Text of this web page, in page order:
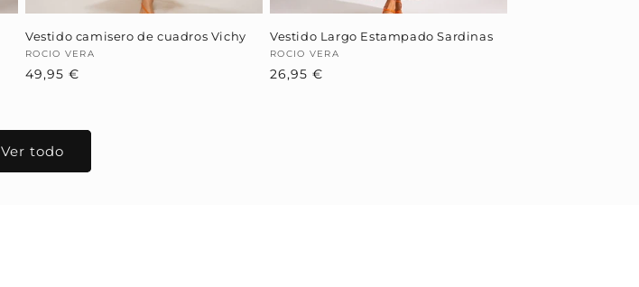
Vestido camisero de cuadros Vichy
Proveedor:
ROCIO VERA
Precio
49,95 €
Vestido Largo Estampado Sardinas
Proveedor:
ROCIO VERA
Precio
26,95 €
Ver todo